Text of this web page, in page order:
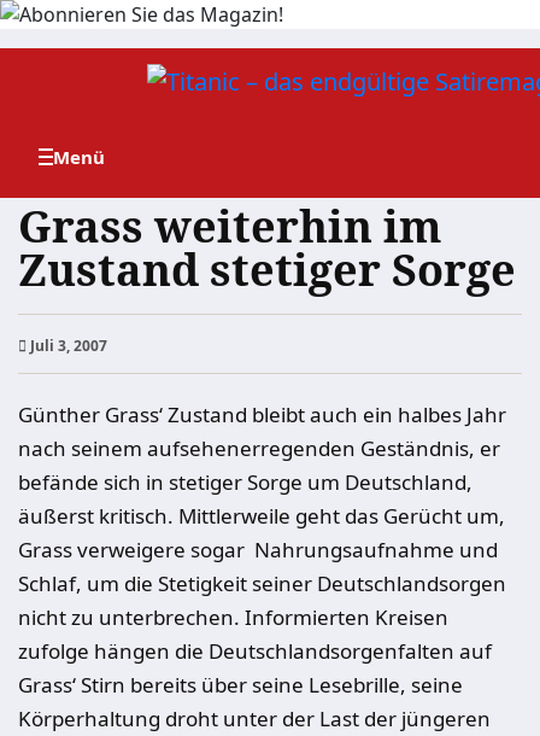
Zum
Grass weiterhin im
Zustand stetiger Sorge
Juli 3, 2007
Günther Grass‘ Zustand bleibt auch ein halbes Jahr
nach seinem aufsehenerregenden Geständnis, er
befände sich in stetiger Sorge um Deutschland,
äußerst kritisch. Mittlerweile geht das Gerücht um,
Grass verweigere sogar Nahrungsaufnahme und
Schlaf, um die Stetigkeit seiner Deutschlandsorgen
nicht zu unterbrechen. Informierten Kreisen
zufolge hängen die Deutschlandsorgenfalten auf
Grass‘ Stirn bereits über seine Lesebrille, seine
Körperhaltung droht unter der Last der jüngeren